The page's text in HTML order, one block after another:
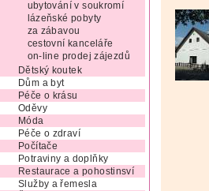
ubytování v soukromí
lázeňské pobyty
za zábavou
cestovní kanceláře
on-line prodej zájezdů
Dětský koutek
Dům a byt
Péče o krásu
Oděvy
Móda
Péče o zdraví
Počítače
Potraviny a doplňky
Restaurace a pohostinsví
Služby a řemesla